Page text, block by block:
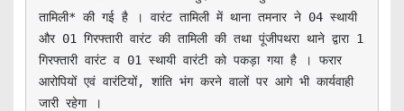
तामिली* की गई है । वारंट तामिली में थाना तमनार ने 04 स्थायी
और 01 गिरफ्तारी वारंट की तामिली की तथा पूंजीपथरा थाने द्वारा 1
गिरफ्तारी वारंट व 01 स्थायी वारंटी को पकड़ा गया है । फरार
आरोपियों एवं वारंटियों, शांति भंग करने वालों पर आगे भी कार्यवाही
जारी रहेगा ।